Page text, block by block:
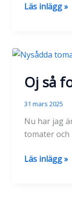
Avvand
Läs inlägg »
Oj så
31 mars 2025
Nu har jag
tomater
Oj
Läs inlägg »